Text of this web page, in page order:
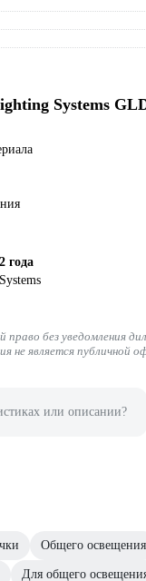
Systems
года
право без уведомления
не является публичной
или описании?
Общего освещения
Для общего